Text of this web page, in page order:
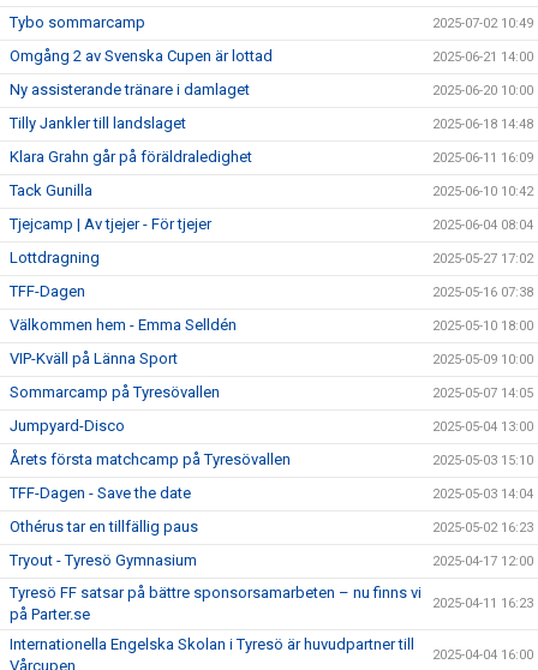
Tybo sommarcamp 2025-07-02 10:49
Omgång 2 av Svenska Cupen är lottad 2025-06-21 14:00
Ny assisterande tränare i damlaget 2025-06-20 10:00
Tilly Jankler till landslaget 2025-06-18 14:48
Klara Grahn går på föräldraledighet 2025-06-11 16:09
Tack Gunilla 2025-06-10 10:42
Tjejcamp | Av tjejer - För tjejer 2025-06-04 08:04
Lottdragning 2025-05-27 17:02
TFF-Dagen 2025-05-16 07:38
Välkommen hem - Emma Selldén 2025-05-10 18:00
VIP-Kväll på Länna Sport 2025-05-09 10:00
Sommarcamp på Tyresövallen 2025-05-07 14:05
Jumpyard-Disco 2025-05-04 13:00
Årets första matchcamp på Tyresövallen 2025-05-03 15:10
TFF-Dagen - Save the date 2025-05-03 14:04
Othérus tar en tillfällig paus 2025-05-02 16:23
Tryout - Tyresö Gymnasium 2025-04-17 12:00
Tyresö FF satsar på bättre sponsorsamarbeten – nu finns vi
på Parter.se
2025-04-11 16:23
Internationella Engelska Skolan i Tyresö är huvudpartner till
Vårcupen
2025-04-04 16:00